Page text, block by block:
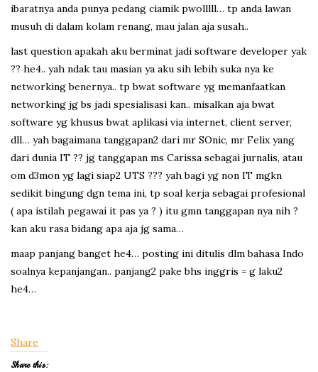
ibaratnya anda punya pedang ciamik pwolllll… tp anda lawan
musuh di dalam kolam renang, mau jalan aja susah..
last question apakah aku berminat jadi software developer yak
?? he4.. yah ndak tau masian ya aku sih lebih suka nya ke
networking benernya.. tp bwat software yg memanfaatkan
networking jg bs jadi spesialisasi kan.. misalkan aja bwat
software yg khusus bwat aplikasi via internet, client server,
dll… yah bagaimana tanggapan2 dari mr SOnic, mr Felix yang
dari dunia IT ?? jg tanggapan ms Carissa sebagai jurnalis, atau
om d3mon yg lagi siap2 UTS ??? yah bagi yg non IT mgkn
sedikit bingung dgn tema ini, tp soal kerja sebagai profesional
( apa istilah pegawai it pas ya ? ) itu gmn tanggapan nya nih ?
kan aku rasa bidang apa aja jg sama…
maap panjang banget he4… posting ini ditulis dlm bahasa Indo
soalnya kepanjangan.. panjang2 pake bhs inggris = g laku2
he4…
Share
Share this: